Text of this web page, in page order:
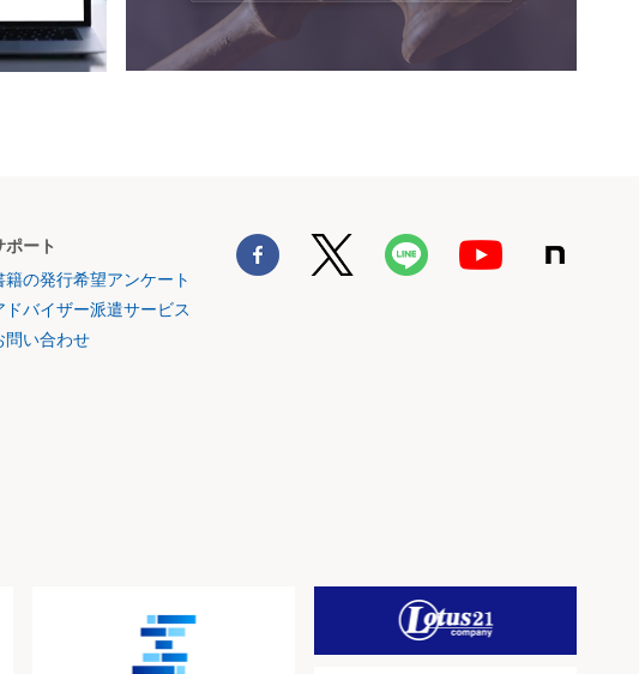
ポート
籍の発行希望アンケート
ドバイザー派遣サービス
問い合わせ